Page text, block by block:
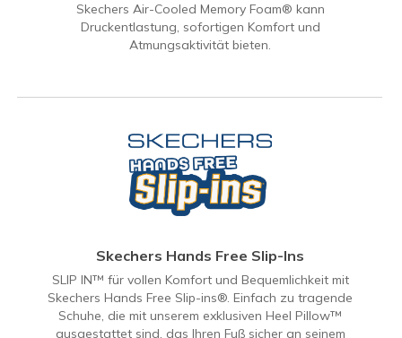
Skechers Air-Cooled Memory Foam® kann
Druckentlastung, sofortigen Komfort und
Atmungsaktivität bieten.
Skechers Hands Free Slip-Ins
SLIP IN™ für vollen Komfort und Bequemlichkeit mit
Skechers Hands Free Slip-ins®. Einfach zu tragende
Schuhe, die mit unserem exklusiven Heel Pillow™
ausgestattet sind, das Ihren Fuß sicher an seinem